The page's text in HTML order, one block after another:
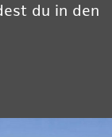
du in den